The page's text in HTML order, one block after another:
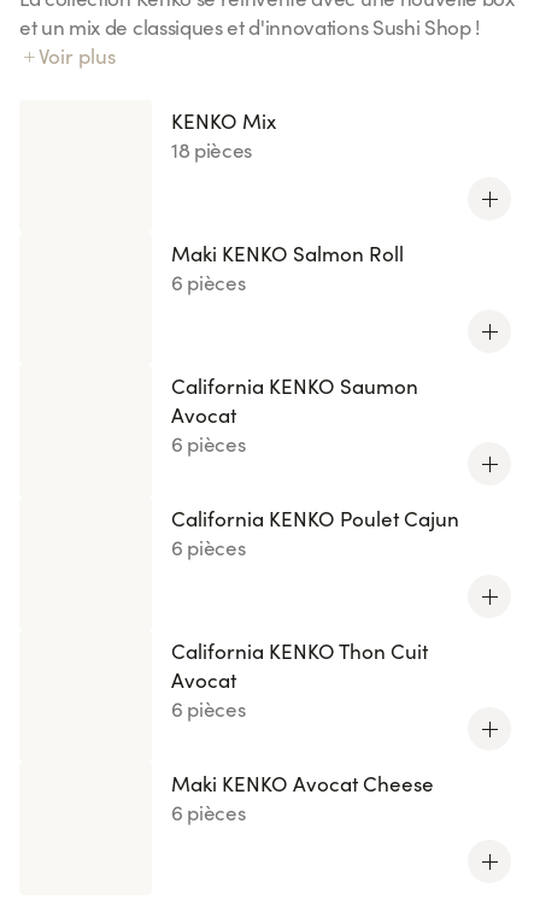
et un mix de classiques et d'innovations Sushi Shop !
Notre riz Kenko exclusif : 70% de sucres en moins
Voir plus
KENKO Mix
18 pièces
Maki KENKO Salmon Roll
6 pièces
California KENKO Saumon
Avocat
6 pièces
California KENKO Poulet Cajun
6 pièces
California KENKO Thon Cuit
Avocat
6 pièces
Maki KENKO Avocat Cheese
6 pièces